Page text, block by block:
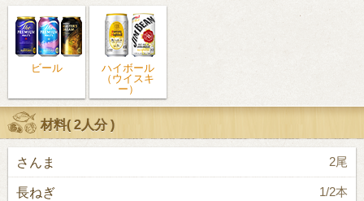
ビール
ハイボール
（ウイスキ
ー）
材料(2人分)
さんま 2尾
長ねぎ 1/2本